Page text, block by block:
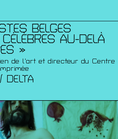
BELGES
AU-DELÀ
»
de l’art et directeur du Centre